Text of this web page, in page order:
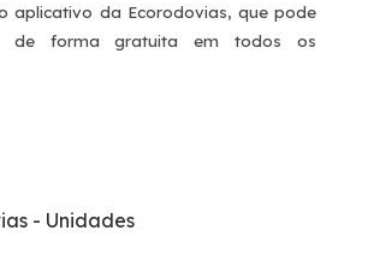
aplicativo da Ecorodovias, que pode
de forma gratuita em todos os